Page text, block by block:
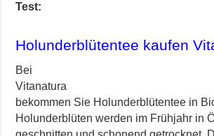
Test:
Holunderblütentee kaufen
Bei
Vitanatura
bekommen Sie Holunderblütentee in
Holunderblüten werden im Frühjahr in